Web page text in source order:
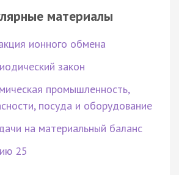
материалы
ионного обмена
закон
промышленность,
посуда и оборудование
на материальный баланс
25